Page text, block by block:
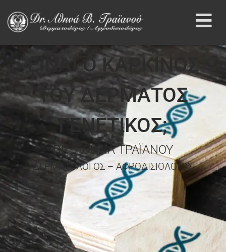
ΕΙΝΑΙ Ο ΚΑΡΚΙΝΟΣ
ΤΟΥ ΔΕΡΜΑΤΟΣ
ΓΕΝΕΤΙΚΟΣ;
DR. ΑΘΗΝΑ ΤΡΑΪΑΝΟΥ
ΔΕΡΜΑΤΟΛΟΓΟΣ – ΑΦΡΟΔΙΣΙΟΛΟΓΟΣ